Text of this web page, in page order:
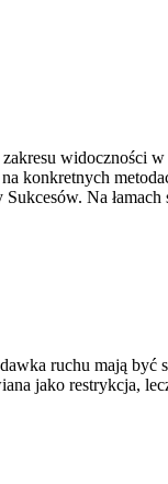
widoczności
konkretnych
Na
ruchu mają
jako restrykcja,